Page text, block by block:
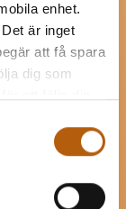
enhet.
är inget
att få spara
dig som
En del av
som